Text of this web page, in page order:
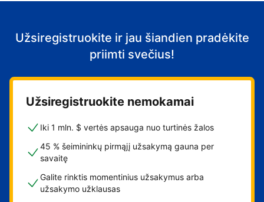
Užsiregistruokite ir jau šiandien pradėkite
priimti svečius!
Užsiregistruokite nemokamai
Iki 1 mln. $ vertės apsauga nuo turtinės žalos
45 % šeimininkų pirmąjį užsakymą gauna per
savaitę
Galite rinktis momentinius užsakymus arba
užsakymo užklausas